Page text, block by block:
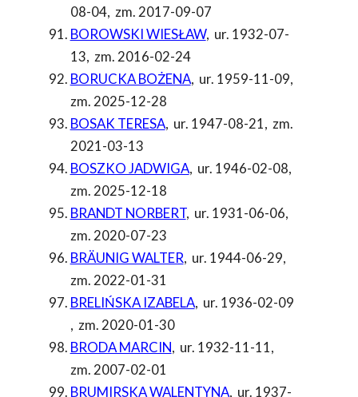
08-04, zm. 2017-09-07
BOROWSKI WIESŁAW, ur. 1932-07-
13, zm. 2016-02-24
BORUCKA BOŻENA, ur. 1959-11-09,
zm. 2025-12-28
BOSAK TERESA, ur. 1947-08-21, zm.
2021-03-13
BOSZKO JADWIGA, ur. 1946-02-08,
zm. 2025-12-18
BRANDT NORBERT, ur. 1931-06-06,
zm. 2020-07-23
BRÄUNIG WALTER, ur. 1944-06-29,
zm. 2022-01-31
BRELIŃSKA IZABELA, ur. 1936-02-09
, zm. 2020-01-30
BRODA MARCIN, ur. 1932-11-11,
zm. 2007-02-01
BRUMIRSKA WALENTYNA, ur. 1937-